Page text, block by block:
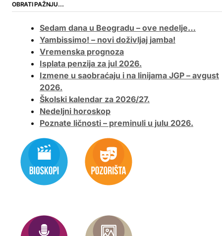
OBRATI PAŽNJU…
Sedam dana u Beogradu – ove nedelje…
Yambissimo! – novi doživljaj jamba!
Vremenska prognoza
Isplata penzija za jul 2026.
Izmene u saobraćaju i na linijama JGP – avgust
2026.
Školski kalendar za 2026/27.
Nedeljni horoskop
Poznate ličnosti – preminuli u julu 2026.